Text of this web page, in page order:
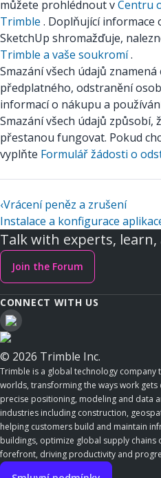
můžete prohlédnout vCentru
Trimble . Doplňující informace
SketchUp shromažďuje,
Trimble a vaše soukromí.
Smazání všech údajů
předplatného, odstranění
informací o nákupu a
Smazání všech údajů
přestanou fungovat. Pokud
vyplňte Formulář žádosti o
‹Vrácení peněz a zrušení
Instalace a konfigurace
Talk with experts,
Join the Forum
CONNECT WITH US
© 2026 Trimble Inc.
Trimble is a global technology company
worlds, transforming the ways work
precise positioning, modeling and data
industries including construction,
helping customers build and maintain
buildings, optimize global supply chains
forefront, driving productivity and